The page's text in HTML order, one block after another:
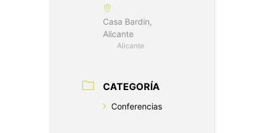
Casa Bardin,
Alicante
Alicante
CATEGORÍA
Conferencias